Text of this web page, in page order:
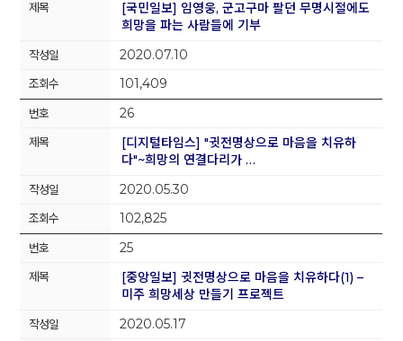
[국민일보] 임영웅, 군고구마 팔던 무명시절에도
희망을 파는 사람들에 기부
2020.07.10
101,409
26
[디지털타임스] "귓전명상으로 마음을 치유하
다"~희망의 연결다리가 …
2020.05.30
102,825
25
[중앙일보] 귓전명상으로 마음을 치유하다(1) –
미주 희망세상 만들기 프로젝트
2020.05.17